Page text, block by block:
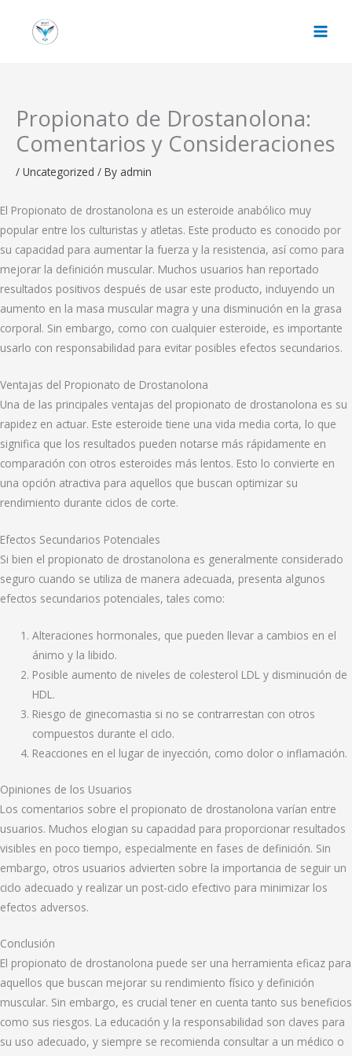
Propionato de Drostanolona:
Comentarios y Consideraciones
/ Uncategorized / By admin
El Propionato de drostanolona es un esteroide anabólico muy
popular entre los culturistas y atletas. Este producto es conocido por
su capacidad para aumentar la fuerza y la resistencia, así como para
mejorar la definición muscular. Muchos usuarios han reportado
resultados positivos después de usar este producto, incluyendo un
aumento en la masa muscular magra y una disminución en la grasa
corporal. Sin embargo, como con cualquier esteroide, es importante
usarlo con responsabilidad para evitar posibles efectos secundarios.
Ventajas del Propionato de Drostanolona
Una de las principales ventajas del propionato de drostanolona es su
rapidez en actuar. Este esteroide tiene una vida media corta, lo que
significa que los resultados pueden notarse más rápidamente en
comparación con otros esteroides más lentos. Esto lo convierte en
una opción atractiva para aquellos que buscan optimizar su
rendimiento durante ciclos de corte.
Efectos Secundarios Potenciales
Si bien el propionato de drostanolona es generalmente considerado
seguro cuando se utiliza de manera adecuada, presenta algunos
efectos secundarios potenciales, tales como:
Alteraciones hormonales, que pueden llevar a cambios en el
ánimo y la libido.
Posible aumento de niveles de colesterol LDL y disminución de
HDL.
Riesgo de ginecomastia si no se contrarrestan con otros
compuestos durante el ciclo.
Reacciones en el lugar de inyección, como dolor o inflamación.
Opiniones de los Usuarios
Los comentarios sobre el propionato de drostanolona varían entre
usuarios. Muchos elogian su capacidad para proporcionar resultados
visibles en poco tiempo, especialmente en fases de definición. Sin
embargo, otros usuarios advierten sobre la importancia de seguir un
ciclo adecuado y realizar un post-ciclo efectivo para minimizar los
efectos adversos.
Conclusión
El propionato de drostanolona puede ser una herramienta eficaz para
aquellos que buscan mejorar su rendimiento físico y definición
muscular. Sin embargo, es crucial tener en cuenta tanto sus beneficios
como sus riesgos. La educación y la responsabilidad son claves para
su uso adecuado, y siempre se recomienda consultar a un médico o